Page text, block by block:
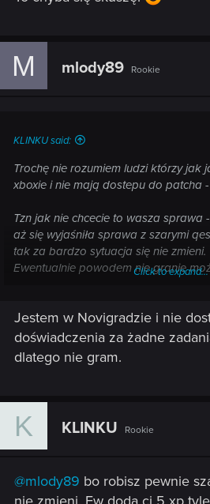
M mlody89 Rookie
KLINKU said:
Trochę nie rozumiem ludzi którzy jak
xboxie i nie mają dostepu do patcha
Tzn jak nie chcecie to wasza sprawa
aż się wyjaśniła sprawa z szarymi
tak za bardzo sytuacja się nie zmieni.
Ewentualnie powodem nie granie
Ja też nie będę zaczynał na nowo
ale tylko dlatego że chce gre przejść
poziomie trudności a tam faktycznie
znaczenie.
Click to expand...
Jestem w Novigradzie i nie
doświadczenia za żadne
dlatego nie gram.
K KLINKU Rookie
@mlody89 bo robisz pewnie
nie zmieni. Ew doda ci 5 xp